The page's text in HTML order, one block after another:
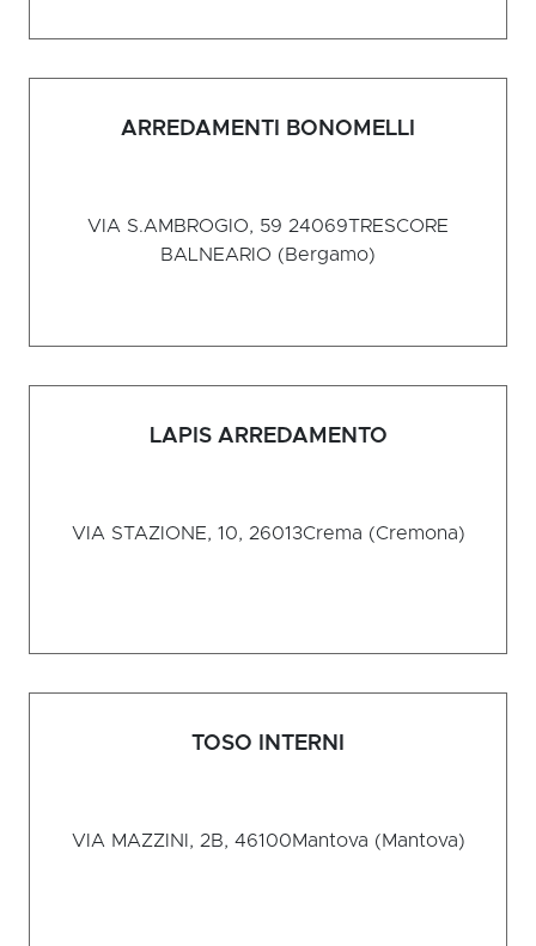
ARREDAMENTI BONOMELLI
VIA S.AMBROGIO, 59 24069TRESCORE
BALNEARIO (Bergamo)
LAPIS ARREDAMENTO
VIA STAZIONE, 10, 26013Crema (Cremona)
TOSO INTERNI
VIA MAZZINI, 2B, 46100Mantova (Mantova)